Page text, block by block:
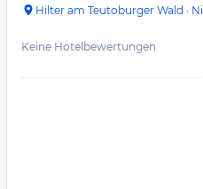
Hilter am Teutoburger Wald ·
Keine Hotelbewertungen